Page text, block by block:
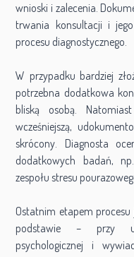
wnioski i zalecenia.
trwania konsultacji i
procesu diagnostycznego.
W przypadku bardziej
potrzebna dodatkowa
bliską osobą.
wcześniejszą,
skrócony. Diagnosta
dodatkowych badań,
zespołu stresu
Ostatnim etapem
podstawie – przy
psychologicznej i